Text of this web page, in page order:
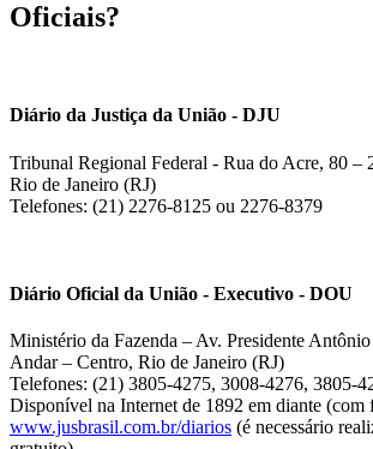
Oficiais?
Diário da Justiça da União - DJU
Tribunal Regional Federal - Rua do Acre, 80 –
Rio de Janeiro (RJ)
Telefones: (21) 2276-8125 ou 2276-8379
Diário Oficial da União - Executivo - DOU
Ministério da Fazenda – Av. Presidente
Andar – Centro, Rio de Janeiro (RJ)
Telefones: (21) 3805-4275, 3008-4276, 3805-
Disponível na Internet de 1892 em diante (com
www.jusbrasil.com.br/diarios (é necessário